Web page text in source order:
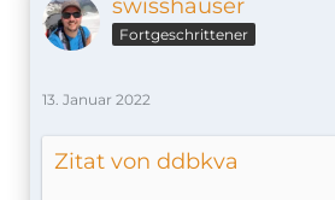
swisshauser
Fortgeschrittener
13. Januar 2022
Zitat von ddbkva